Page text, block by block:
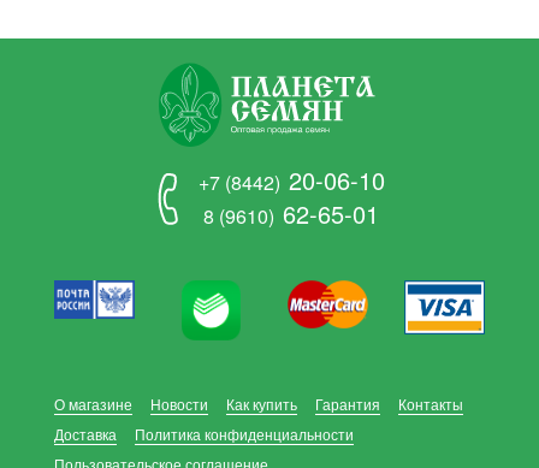
+7 (8442) 20-06-10
8 (9610) 62-65-01
О магазине Новости Как купить Гарантия
Контакты
Доставка
Политика конфиденциальности
Пользовательское соглашение